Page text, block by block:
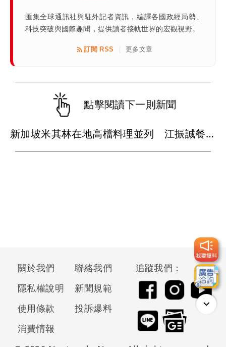
匯集全球通訊社與駐外記者資訊，編譯各國政經局勢、
科技突破與國際趣聞，提供讀者接軌世界的宏觀視野。
訂閱 RSS 更多文章
點擊閱讀下一則新聞
新加坡米其林在地高檔料理並列 江振誠餐廳摘二星
關於我們
聯絡我們
隱私權說明
新聞規範
使用條款
投訴爆料
消費情報
追蹤我們：